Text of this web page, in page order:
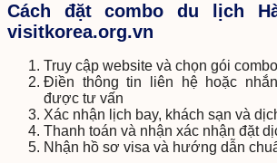
Cách đặt combo du lịch
visitkorea.org.vn
Truy cập website và chọn gói
Điền thông tin liên hệ hoặc
được tư vấn
Xác nhận lịch bay, khách sạn và
Thanh toán và nhận xác nhận đặt
Nhận hồ sơ visa và hướng dẫn